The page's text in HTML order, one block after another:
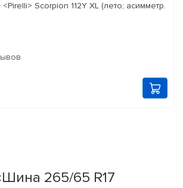
Scorpion 112Y XL (лето; асимметр.
265/65 R17